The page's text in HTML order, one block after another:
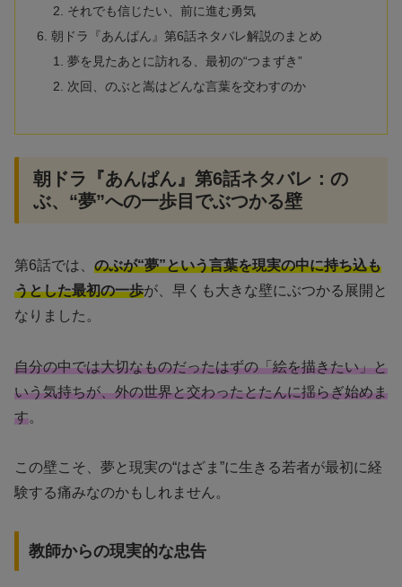
それでも信じたい、前に進む勇気
朝ドラ『あんぱん』第6話ネタバレ解説のまとめ
夢を見たあとに訪れる、最初の“つまずき”
次回、のぶと嵩はどんな言葉を交わすのか
朝ドラ『あんぱん』第6話ネタバレ：の
ぶ、“夢”への一歩目でぶつかる壁
第6話では、 のぶが“夢”という言葉を現実の中に持ち込も
うとした最初の一歩が、早くも大きな壁にぶつかる展開と
なりました。
自分の中では大切なものだったはずの「絵を描きたい」と
いう気持ちが、外の世界と交わったとたんに揺らぎ始めま
す。
この壁こそ、夢と現実の“はざま”に生きる若者が最初に経
験する痛みなのかもしれません。
教師からの現実的な忠告